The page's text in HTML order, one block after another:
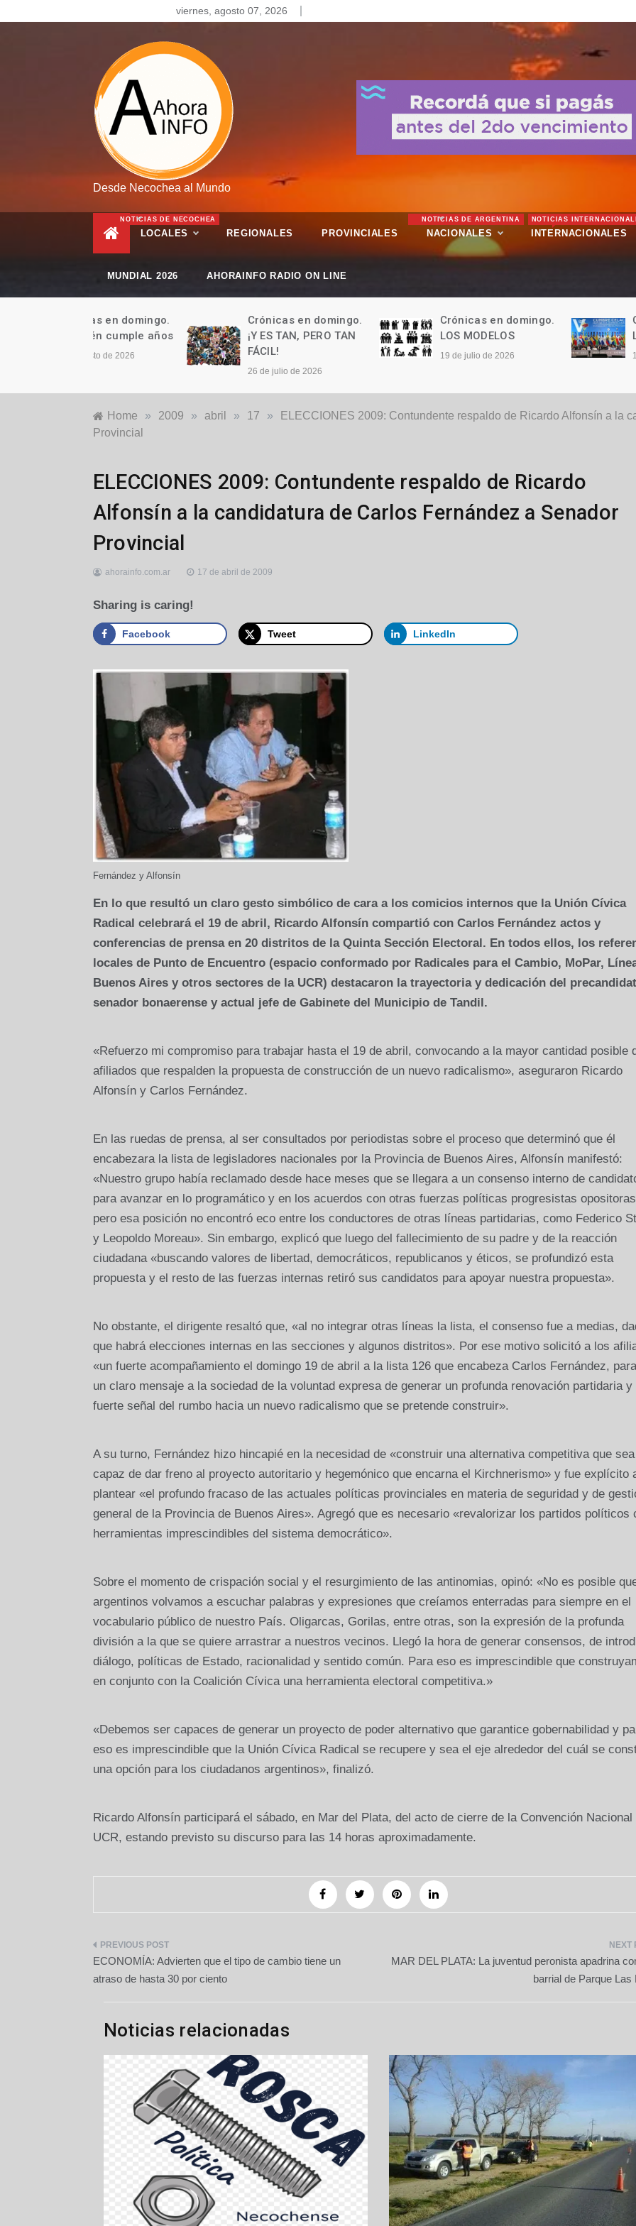
to
viernes, agosto 07, 2026
Desde Necochea al Mundo
LOCALES
NOTICIAS DE NECOCHEA
REGIONALES PROVINCIALES NACIONALES
NOTICIAS DE ARGENTINA
INTERNACIONALES
NOTICIAS
MUNDIAL 2026 AHORAINFO RADIO ON LINE
Crónicas en domingo.
¡Y ES TAN, PERO TAN
Crónicas en domingo.
LOS MODELOS
19 de julio de 2026
Crónicas en
Las palabras
12 de julio de 2026
Home » 2009 » abril » 17 »
ELECCIONES 2009: Contundente respaldo de Ricardo Alfonsín a la
Provincial
Locales
ELECCIONES 2009: Contundente respaldo de Ricardo
Alfonsín a la candidatura de Carlos Fernández a Senador
Provincial
ahorainfo.com.ar 17 de abril de 2009
Sharing is caring!
Facebook Tweet LinkedIn
Fernández y Alfonsín
En lo que resultó un claro gesto simbólico de cara a los comicios internos que la Unión Cívica
Radical celebrará el 19 de abril, Ricardo Alfonsín compartió con Carlos Fernández actos y
conferencias de prensa en 20 distritos de la Quinta Sección Electoral. En todos ellos, los
locales de Punto de Encuentro (espacio conformado por Radicales para el Cambio, MoPar,
Buenos Aires y otros sectores de la UCR) destacaron la trayectoria y dedicación del
senador bonaerense y actual jefe de Gabinete del Municipio de Tandil.
«Refuerzo mi compromiso para trabajar hasta el 19 de abril, convocando a la mayor cantidad posible
afiliados que respalden la propuesta de construcción de un nuevo radicalismo», aseguraron Ricardo
Alfonsín y Carlos Fernández.
En las ruedas de prensa, al ser consultados por periodistas sobre el proceso que determinó que él
encabezara la lista de legisladores nacionales por la Provincia de Buenos Aires, Alfonsín manifestó:
«Nuestro grupo había reclamado desde hace meses que se llegara a un consenso interno de
para avanzar en lo programático y en los acuerdos con otras fuerzas políticas progresistas
pero esa posición no encontró eco entre los conductores de otras líneas partidarias, como Federico
y Leopoldo Moreau». Sin embargo, explicó que luego del fallecimiento de su padre y de la reacción
ciudadana «buscando valores de libertad, democráticos, republicanos y éticos, se profundizó esta
propuesta y el resto de las fuerzas internas retiró sus candidatos para apoyar nuestra propuesta».
No obstante, el dirigente resaltó que, «al no integrar otras líneas la lista, el consenso fue a medias,
que habrá elecciones internas en las secciones y algunos distritos». Por ese motivo solicitó a los
«un fuerte acompañamiento el domingo 19 de abril a la lista 126 que encabeza Carlos Fernández,
un claro mensaje a la sociedad de la voluntad expresa de generar un profunda renovación partidaria y
fuerte señal del rumbo hacia un nuevo radicalismo que se pretende construir».
A su turno, Fernández hizo hincapié en la necesidad de «construir una alternativa competitiva que sea
capaz de dar freno al proyecto autoritario y hegemónico que encarna el Kirchnerismo» y fue explícito
plantear «el profundo fracaso de las actuales políticas provinciales en materia de seguridad y de
general de la Provincia de Buenos Aires». Agregó que es necesario «revalorizar los partidos políticos
herramientas imprescindibles del sistema democrático».
Sobre el momento de crispación social y el resurgimiento de las antinomias, opinó: «No es posible
argentinos volvamos a escuchar palabras y expresiones que creíamos enterradas para siempre en el
vocabulario público de nuestro País. Oligarcas, Gorilas, entre otras, son la expresión de la profunda
división a la que se quiere arrastrar a nuestros vecinos. Llegó la hora de generar consensos, de
diálogo, políticas de Estado, racionalidad y sentido común. Para eso es imprescindible que
en conjunto con la Coalición Cívica una herramienta electoral competitiva.»
«Debemos ser capaces de generar un proyecto de poder alternativo que garantice gobernabilidad y
eso es imprescindible que la Unión Cívica Radical se recupere y sea el eje alrededor del cuál se
una opción para los ciudadanos argentinos», finalizó.
Ricardo Alfonsín participará el sábado, en Mar del Plata, del acto de cierre de la Convención Nacional
UCR, estando previsto su discurso para las 14 horas aproximadamente.
Navegación
de
entradas
ECONOMÍA: Advierten que el tipo de cambio tiene un
atraso de hasta 30 por ciento
MAR DEL PLATA: La juventud peronista apadrina
barrial de Parque Las
Noticias relacionadas